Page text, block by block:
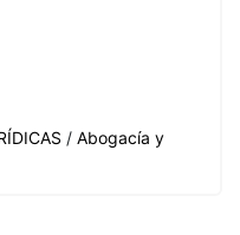
/ Abogacía y